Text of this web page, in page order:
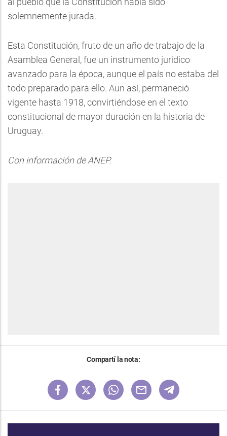
solemnemente jurada.
Esta Constitución, fruto de un año de trabajo de la
Asamblea General, fue un instrumento jurídico
avanzado para la época, aunque el país no estaba del
todo preparado para ello. Aun así, permaneció
vigente hasta 1918, convirtiéndose en el texto
constitucional de mayor duración en la historia de
Uruguay.
Con información de ANEP.
Compartí la nota: